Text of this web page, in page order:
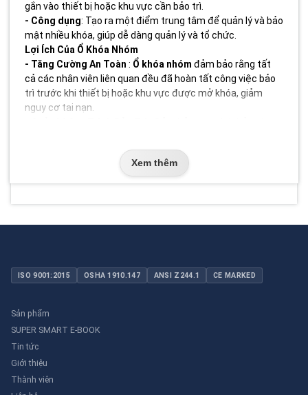
gắn vào thiết bị hoặc khu vực cần bảo trì.
- Công dụng: Tạo ra một điểm trung tâm để quản lý và bảo
mật nhiều khóa, giúp dễ dàng quản lý và tổ chức.
Lợi Ích Của Ổ Khóa Nhóm
- Tăng Cường An Toàn : Ổ khóa nhóm đảm bảo rằng tất
cả các nhân viên liên quan đều đã hoàn tất công việc bảo
trì trước khi thiết bị hoặc khu vực được mở khóa, giảm
nguy cơ tai nạn.
tất cả các nhân viên tham gia.
- Đảm Bảo Tuân Thủ Quy Định: Giúp tuân thủ các quy định
về an toàn lao động và bảo trì thiết bị, giảm nguy cơ vi
theo giúp cải thiện giao tiếp và thông tin giữa các nhân
Cách Sử Dụng Ổ Khóa Nhóm
- Chọn Loại Ổ Khóa Nhóm Phù Hợp: Dựa trên nhu cầu và
hasp có còng, thẻ ghi chú, hoặc hộp khóa nhóm.
- Lắp Đặt Ổ Khóa Nhóm
- Lắp Đặt Khóa Của Các Nhân Viên
thuật viên sẽ lắp khóa của mình vào khe hoặc điểm lắp của
Xem thêm
ISO 9001:2015 OSHA 1910.147 ANSI Z244.1 CE MARKED
Sản phẩm
SUPER SMART E-BOOK
Tin tức
Giới thiệu
Thành viên